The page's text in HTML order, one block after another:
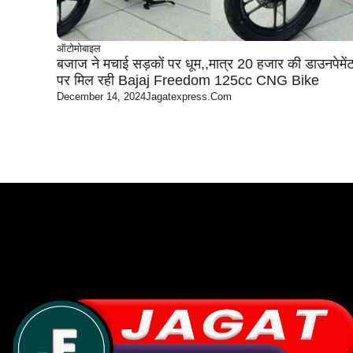
ऑटोमोबाइल
बजाज ने मचाई सड़कों पर धूम,,मात्र 20 हजार की
पर मिल रही Bajaj Freedom 125cc CNG Bike
December 14, 2024Jagatexpress.com